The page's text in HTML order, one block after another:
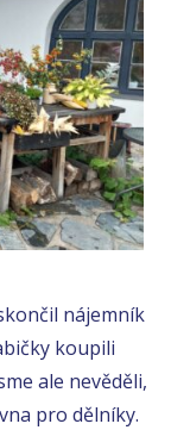
nájemník
koupili
ale nevěděli,
pro dělníky.